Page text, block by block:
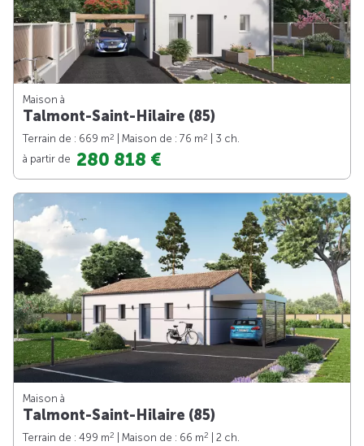
Maison à
Talmont-Saint-Hilaire (85)
Terrain de : 669 m2 | Maison de : 76 m2
| 3 ch.
à partir de 280 818 €
Maison à
Talmont-Saint-Hilaire (85)
Terrain de : 499 m2 | Maison de : 66 m2
| 2 ch.